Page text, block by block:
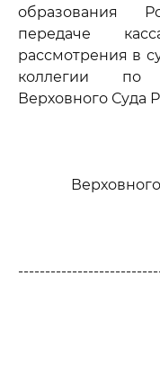
образования
передаче
рассмотрения в
коллегии по
Верховного Суда